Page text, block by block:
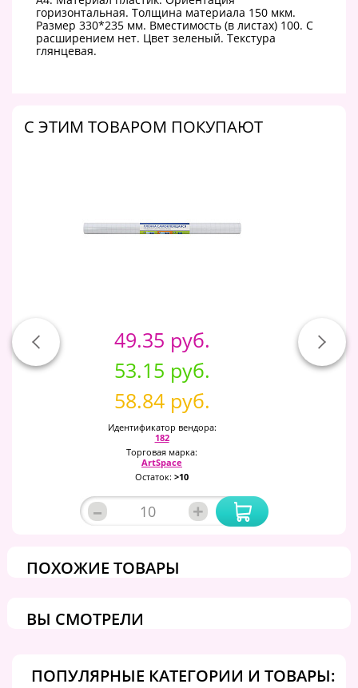
горизонтальная. Толщина материала 150 мкм.
Размер 330*235 мм. Вместимость (в листах) 100. С
расширением нет. Цвет зеленый. Текстура
глянцевая.
C ЭТИМ ТОВАРОМ ПОКУПАЮТ
49.35 руб.
53.15 руб.
58.84 руб.
Идентификатор вендора:
182
Торговая марка:
ArtSpace
Остаток: >10
– +
ПОХОЖИЕ ТОВАРЫ
ВЫ СМОТРЕЛИ
ПОПУЛЯРНЫЕ КАТЕГОРИИ И ТОВАРЫ: